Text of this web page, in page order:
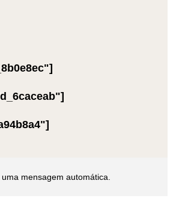
mensagem automática.